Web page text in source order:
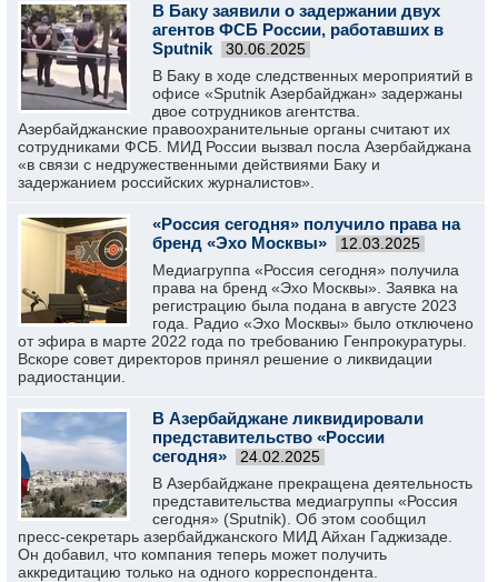
В Баку заявили о задержании двух
агентов ФСБ России, работавших в
Sputnik
30.06.2025
В Баку в ходе следственных мероприятий в
офисе «Sputnik Азербайджан» задержаны
двое сотрудников агентства.
Азербайджанские правоохранительные органы считают их
сотрудниками ФСБ. МИД России вызвал посла Азербайджана
«в связи с недружественными действиями Баку и
задержанием российских журналистов».
«Россия сегодня» получило права на
бренд «Эхо Москвы»
12.03.2025
Медиагруппа «Россия сегодня» получила
права на бренд «Эхо Москвы». Заявка на
регистрацию была подана в августе 2023
года. Радио «Эхо Москвы» было отключено
от эфира в марте 2022 года по требованию Генпрокуратуры.
Вскоре совет директоров принял решение о ликвидации
радиостанции.
В Азербайджане ликвидировали
представительство «России
сегодня»
24.02.2025
В Азербайджане прекращена деятельность
представительства медиагруппы «Россия
сегодня» (Sputnik). Об этом сообщил
пресс-секретарь азербайджанского МИД Айхан Гаджизаде.
Он добавил, что компания теперь может получить
аккредитацию только на одного корреспондента.